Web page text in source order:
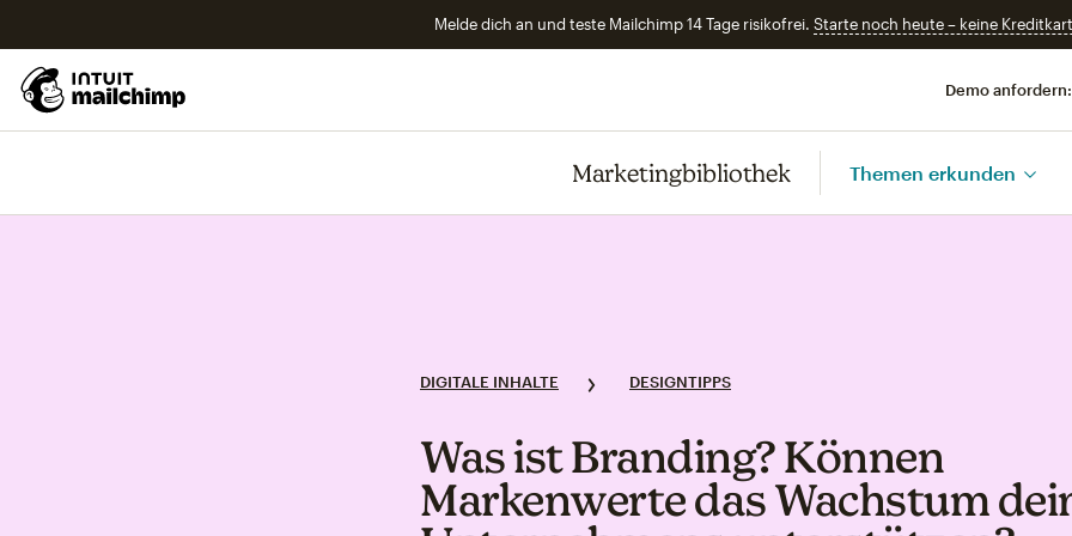
Melde dich an und teste Mailchimp 14 Tage risikofrei. Starte noch heute – keine
Demo anfordern:
Marketingbibliothek Themen erkunden
DIGITALE INHALTE DESIGNTIPPS
Was ist Branding? Können
Markenwerte das Wachstum